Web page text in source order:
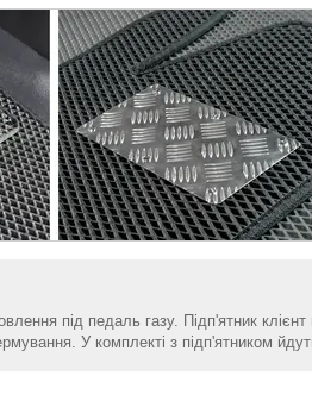
під педаль газу. Підп'ятник
У комплекті з підп'ятником